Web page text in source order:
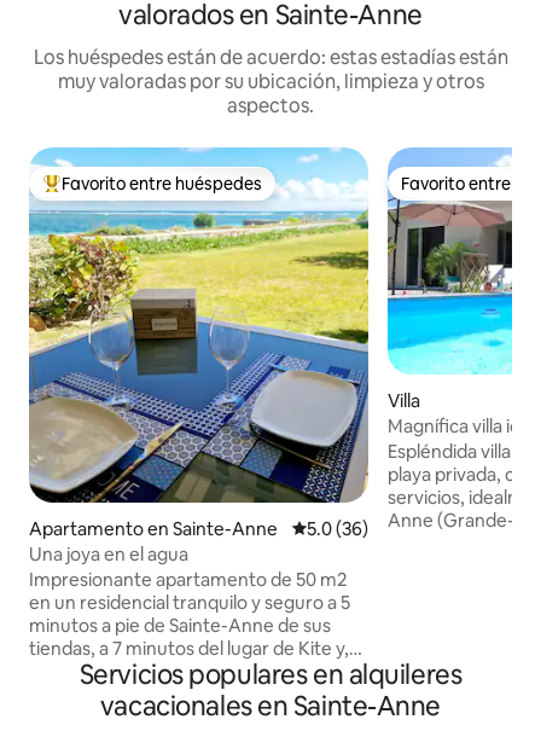
valorados en Sainte-Anne
Los huéspedes están de acuerdo: estas estadías están
muy valoradas por su ubicación, limpieza y otros
aspectos.
Favorito entre huéspedes preferido
Favorito entre huéspedes
Apartamento en Sainte-Anne Calificación promedio: 5.0 de
5.0 (36)
Una joya en el agua
Impresionante apartamento de 50 m2
en un residencial tranquilo y seguro a 5
minutos a pie de Sainte-Anne de sus
tiendas, a 7 minutos del lugar de Kite y,
sobre todo, un acceso directo a la laguna
Este alojamiento incluye una habitación
con aire acondicionado, un baño, cocina
Favorito entre
Favorito entre
Villa
Magnífica villa
Sainte-Anne
Espléndida villa
playa privada,
servicios,
Anne (Grande-
pueblo de
una de las playas
Guadalupe con
Servicios populares en alquileres
vacacionales en Sainte-Anne